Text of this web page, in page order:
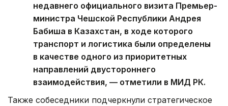
недавнего официального визита Премьер-
министра Чешской Республики Андрея
Бабиша в Казахстан, в ходе которого
транспорт и логистика были определены
в качестве одного из приоритетных
направлений двустороннего
взаимодействия, — отметили в МИД РК.
Также собеседники подчеркнули стратегическое